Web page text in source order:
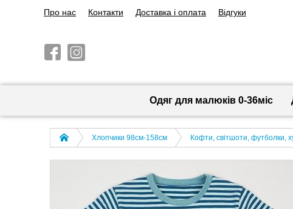
Про нас Контакти Доставка і оплата Відгуки
Одяг для малюків 0-36міс
Хлопчики 98см-158см Кофти, світшоти, футболки,